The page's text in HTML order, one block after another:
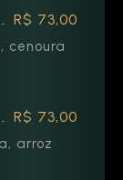
R$ 73,00
cenoura
R$ 73,00
arroz